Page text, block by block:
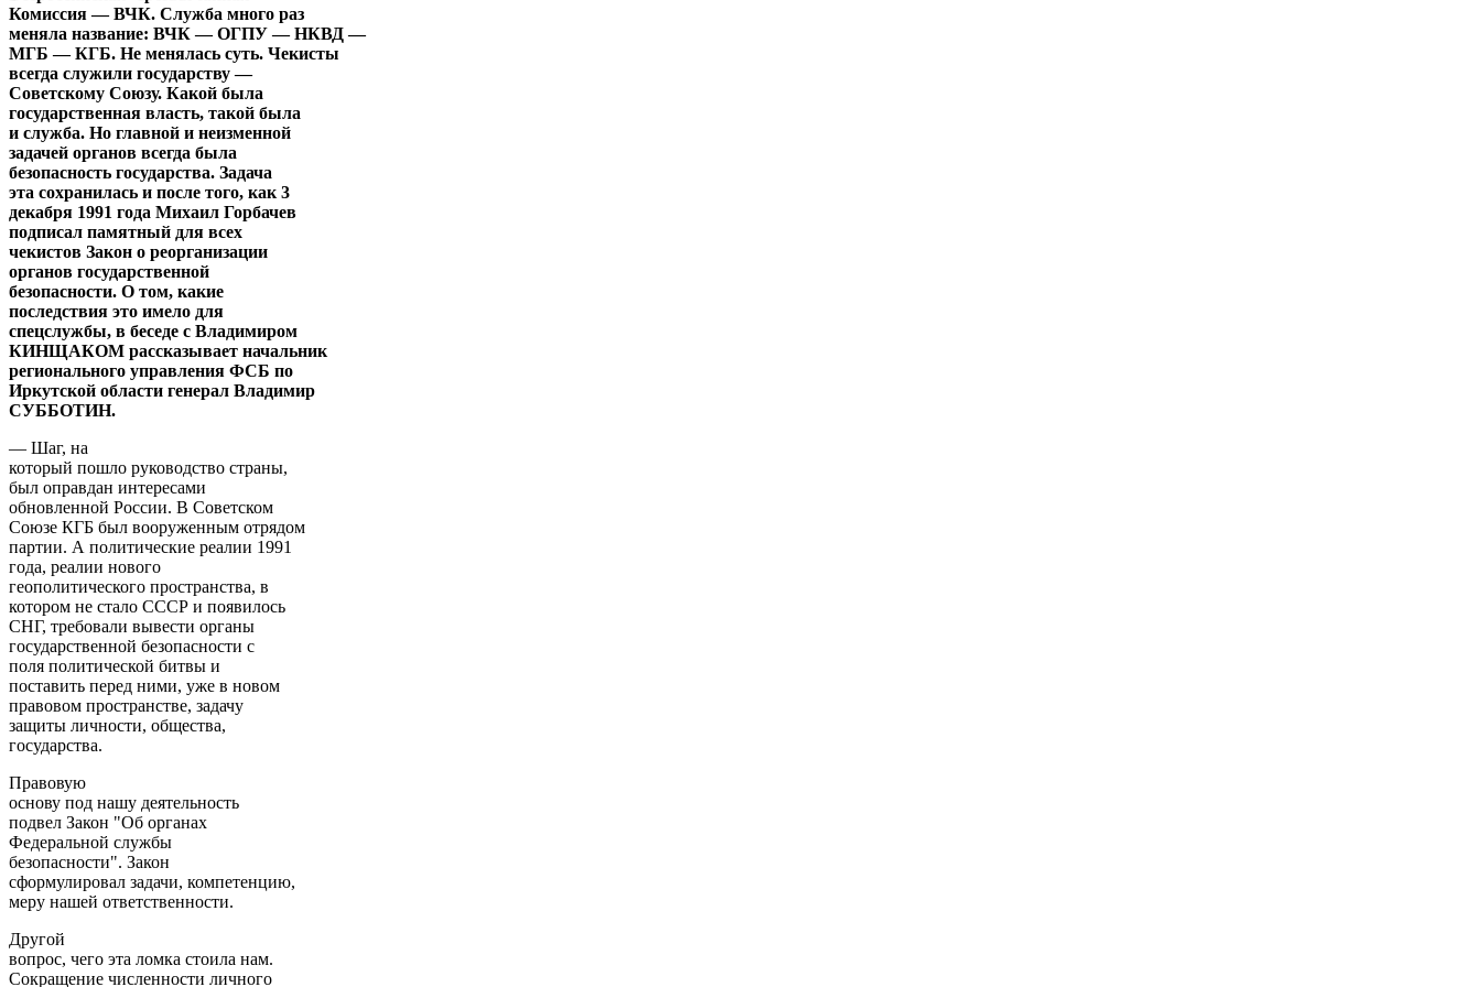
Комиссия — ВЧК. Служба много раз
меняла название: ВЧК — ОГПУ — НКВД —
МГБ — КГБ. Не менялась суть. Чекисты
всегда служили государству —
Советскому Союзу. Какой была
государственная власть, такой была
и служба. Но главной и неизменной
задачей органов всегда была
безопасность государства. Задача
эта сохранилась и после того, как 3
декабря 1991 года Михаил Горбачев
подписал памятный для всех
чекистов Закон о реорганизации
органов государственной
безопасности. О том, какие
последствия это имело для
спецслужбы, в беседе с Владимиром
КИНЩАКОМ рассказывает начальник
регионального управления ФСБ по
Иркутской области генерал Владимир
СУББОТИН.
— Шаг, на
который пошло руководство страны,
был оправдан интересами
обновленной России. В Советском
Союзе КГБ был вооруженным отрядом
партии. А политические реалии 1991
года, реалии нового
геополитического пространства, в
котором не стало СССР и появилось
СНГ, требовали вывести органы
государственной безопасности с
поля политической битвы и
поставить перед ними, уже в новом
правовом пространстве, задачу
защиты личности, общества,
государства.
Правовую
основу под нашу деятельность
подвел Закон "Об органах
Федеральной службы
безопасности". Закон
сформулировал задачи, компетенцию,
меру нашей ответственности.
Другой
вопрос, чего эта ломка стоила нам.
Сокращение численности личного